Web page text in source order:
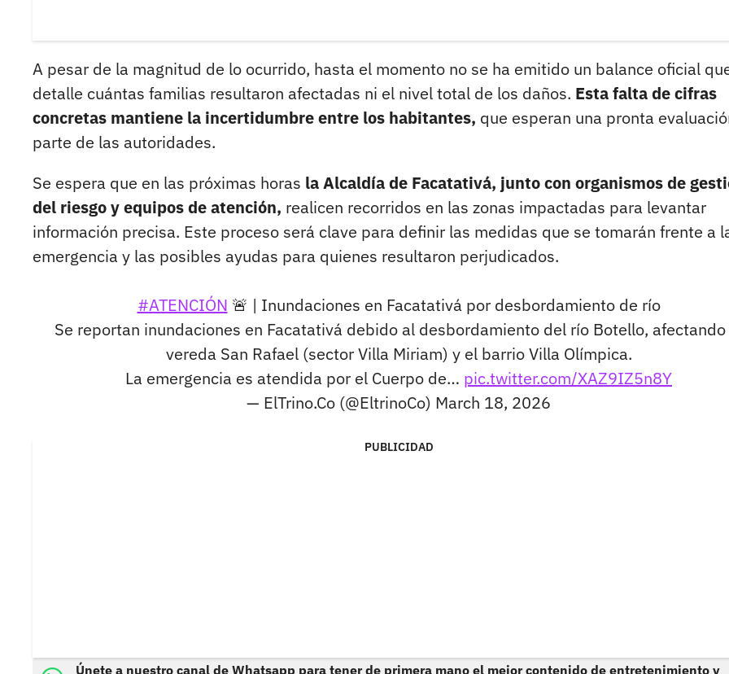
A pesar de la magnitud de lo ocurrido, hasta el momento no se ha emitido un balance oficial
detalle cuántas familias resultaron afectadas ni el nivel total de los daños. Esta falta de cifras
concretas mantiene la incertidumbre entre los habitantes, que esperan una pronta
parte de las autoridades.
Se espera que en las próximas horas la Alcaldía de Facatativá, junto con organismos de
del riesgo y equipos de atención, realicen recorridos en las zonas impactadas para levantar
información precisa. Este proceso será clave para definir las medidas que se tomarán frente a
emergencia y las posibles ayudas para quienes resultaron perjudicados.
#ATENCIÓN 🚨 | Inundaciones en Facatativá por desbordamiento de río
Se reportan inundaciones en Facatativá debido al desbordamiento del río Botello,
vereda San Rafael (sector Villa Miriam) y el barrio Villa Olímpica.
La emergencia es atendida por el Cuerpo de… pic.twitter.com/XAZ9IZ5n8Y
— ElTrino.Co (@EltrinoCo) March 18, 2026
PUBLICIDAD
Únete a nuestro canal de Whatsapp para tener de primera mano el mejor contenido de entretenimiento y